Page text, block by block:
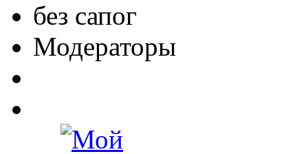
без сапог
Модераторы